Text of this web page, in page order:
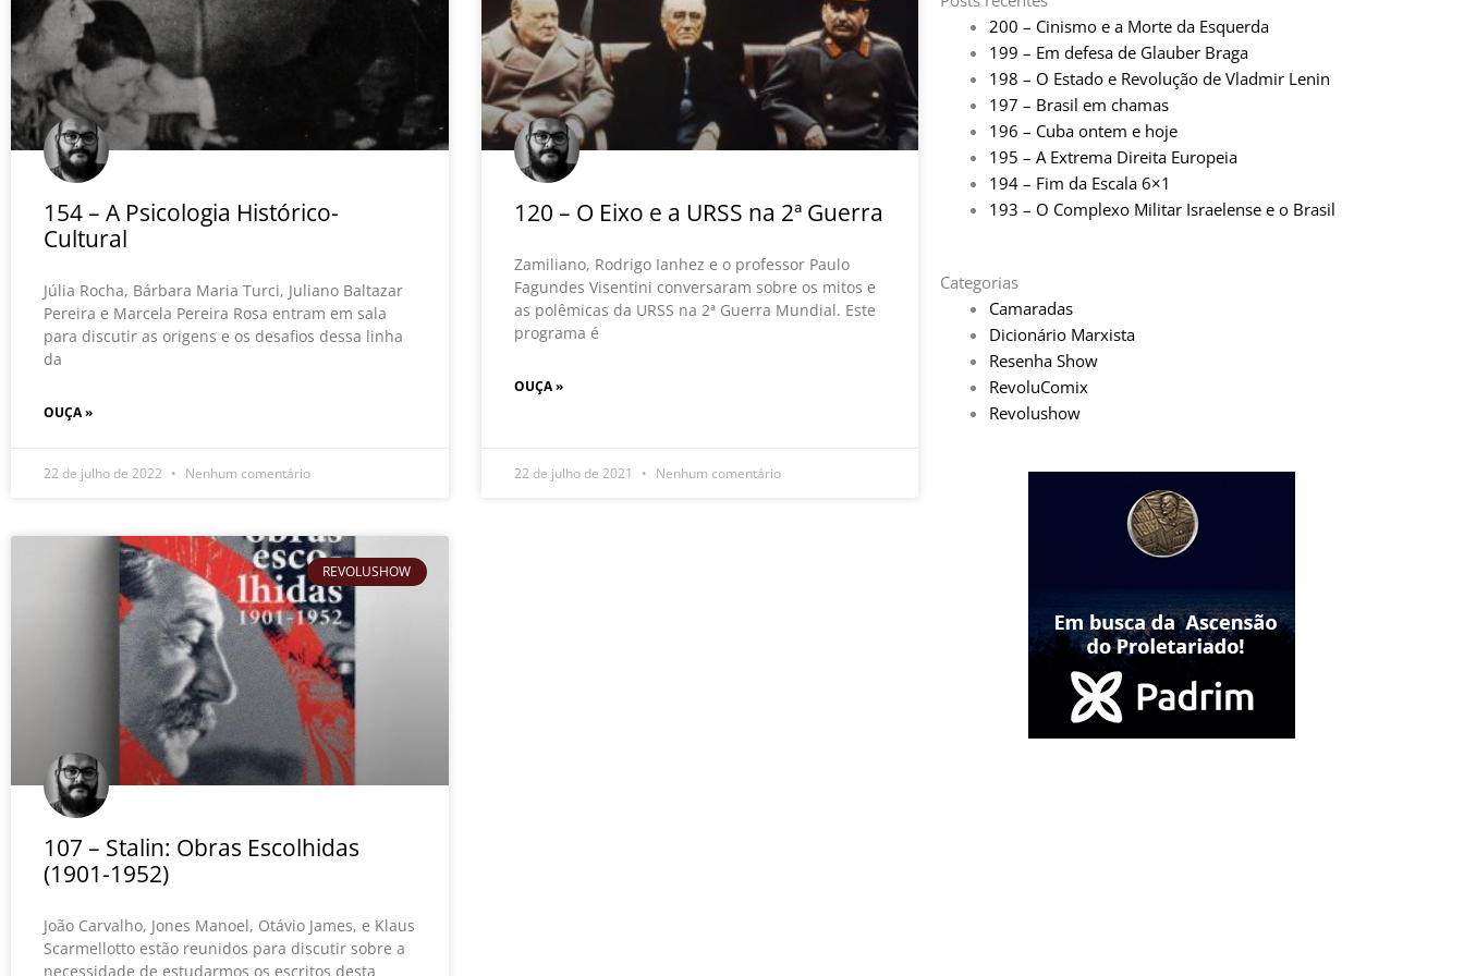
154 – A Psicologia Histórico-
Cultural
Júlia Rocha, Bárbara Maria Turci, Juliano Baltazar
Pereira e Marcela Pereira Rosa entram em sala
para discutir as origens e os desafios dessa linha
da
OUÇA »
22 de julho de 2022 Nenhum comentário
120 – O Eixo e a URSS na 2ª Guerra
Zamiliano, Rodrigo Ianhez e o professor Paulo
Fagundes Visentini conversaram sobre os mitos e
as polêmicas da URSS na 2ª Guerra Mundial. Este
programa é
OUÇA »
22 de julho de 2021 Nenhum comentário
REVOLUSHOW
107 – Stalin: Obras Escolhidas
(1901-1952)
João Carvalho, Jones Manoel, Otávio James, e Klaus
Scarmellotto estão reunidos para discutir sobre a
necessidade de estudarmos os escritos desta
200 – Cinismo e a Morte da Esquerda
199 – Em defesa de Glauber Braga
198 – O Estado e Revolução de Vladmir Lenin
197 – Brasil em chamas
196 – Cuba ontem e hoje
195 – A Extrema Direita Europeia
194 – Fim da Escala 6×1
193 – O Complexo Militar Israelense e o Brasil
Categorias
Camaradas
Dicionário Marxista
Resenha Show
RevoluComix
Revolushow